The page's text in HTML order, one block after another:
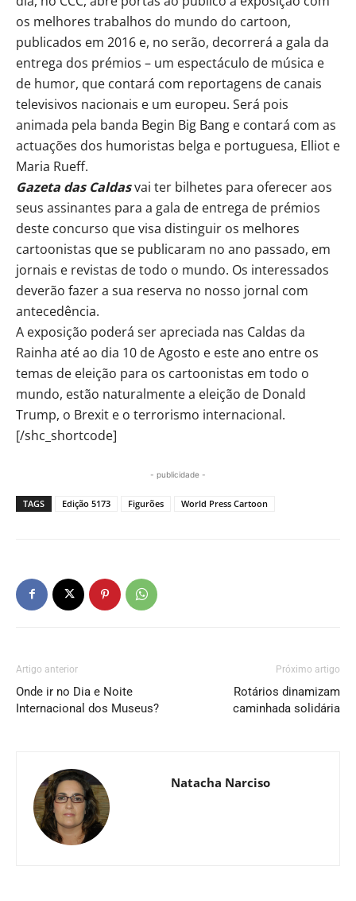
os melhores trabalhos do mundo do cartoon,
publicados em 2016 e, no serão, decorrerá a gala da
entrega dos prémios – um espectáculo de música e
de humor, que contará com reportagens de canais
televisivos nacionais e um europeu. Será pois
animada pela banda Begin Big Bang e contará com as
actuações dos humoristas belga e portuguesa, Elliot e
Maria Rueff.
Gazeta das Caldasvai ter bilhetes para oferecer aos
seus assinantes para a gala de entrega de prémios
deste concurso que visa distinguir os melhores
cartoonistas que se publicaram no ano passado, em
jornais e revistas de todo o mundo. Os interessados
deverão fazer a sua reserva no nosso jornal com
antecedência.
A exposição poderá ser apreciada nas Caldas da
Rainha até ao dia 10 de Agosto e este ano entre os
temas de eleição para os cartoonistas em todo o
mundo, estão naturalmente a eleição de Donald
Trump, o Brexit e o terrorismo internacional.
[/shc_shortcode]
- publicidade -
TAGS Edição 5173 Figurões World Press Cartoon
Artigo anterior
Onde ir no Dia e Noite
Internacional dos Museus?
Próximo artigo
Rotários dinamizam
caminhada solidária
Natacha Narciso